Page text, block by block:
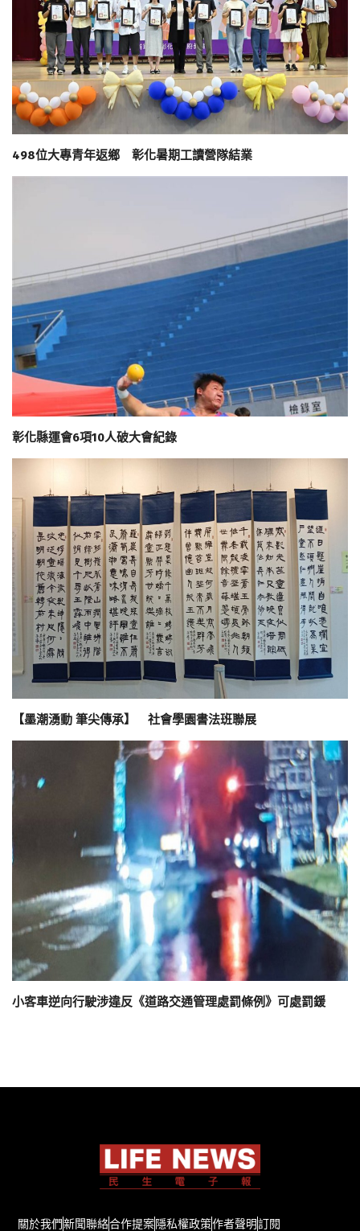
498位大專青年返鄉 彰化暑期工讀營隊結業
彰化縣運會6項10人破大會紀錄
【墨潮湧動 筆尖傳承】 社會學園書法班聯展
小客車逆向行駛涉違反《道路交通管理處罰條例》可處罰鍰
關於我們新聞聯絡合作提案隱私權政策作者聲明訂閱